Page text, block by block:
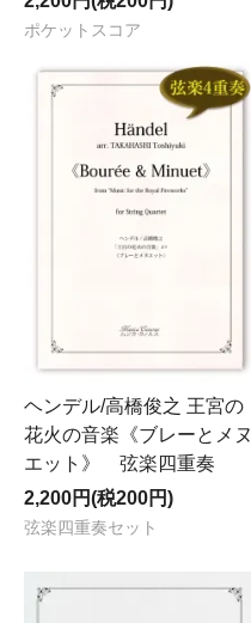
ポケットスコア
ヘンデル/高橋俊之 王宮の
花火の音楽《ブレーとメヌ
エット》 弦楽四重奏
2,200円(税200円)
弦楽四重奏セット